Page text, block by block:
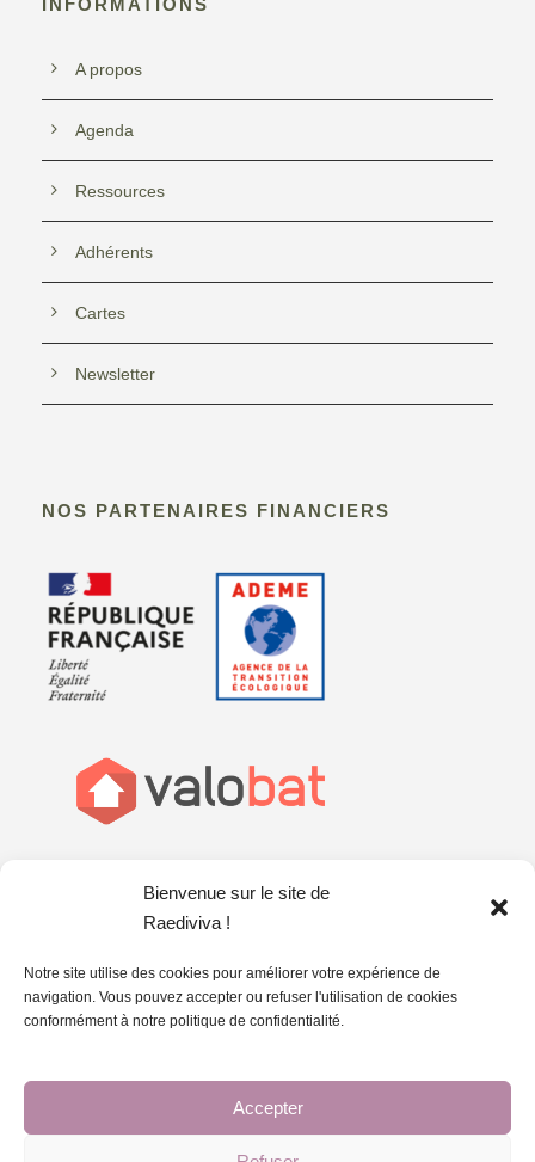
Bienvenue sur le site de
Raediviva !
Notre site utilise des cookies pour améliorer votre expérience de
navigation. Vous pouvez accepter ou refuser l'utilisation de cookies
conformément à notre politique de confidentialité.
Accepter
A propos
Agenda
Ressources
Adhérents
Cartes
Newsletter
NOS PARTENAIRES FINANCIERS
Politique de confidentialité | Conditions d'utilisation